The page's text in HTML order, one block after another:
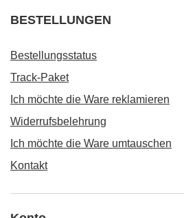
BESTELLUNGEN
Bestellungsstatus
Track-Paket
Ich möchte die Ware reklamieren
Widerrufsbelehrung
Ich möchte die Ware umtauschen
Kontakt